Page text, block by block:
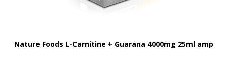
Nature Foods L-Carnitine + Guarana 4000mg 25ml amp